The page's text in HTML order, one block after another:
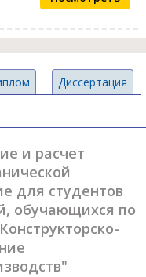
Диссертация
и расчет
для студентов
обучающихся по